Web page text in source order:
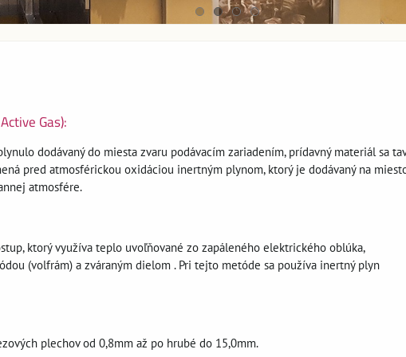
Gas):
dodávaný do miesta zvaru podávacím zariadením, prídavný materiál sa
pred atmosférickou oxidáciou inertným plynom, ktorý je dodávaný na
atmosfére.
ktorý využíva teplo uvoľňované zo zapáleného elektrického oblúka,
(volfrám) a zváraným dielom . Pri tejto metóde sa používa inertný plyn
plechov od 0,8mm až po hrubé do 15,0mm.